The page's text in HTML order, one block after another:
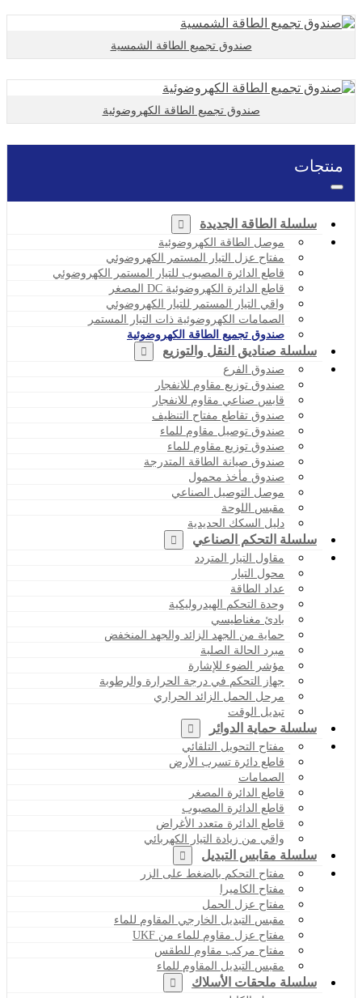
صندوق تجميع الطاقة الشمسية
صندوق تجميع الطاقة الكهروضوئية
منتجات
سلسلة الطاقة الجديدة
موصل الطاقة الكهروضوئية
مفتاح عزل التيار المستمر الكهروضوئي
قاطع الدائرة المصبوب للتيار المستمر الكهروضوئي
قاطع الدائرة الكهروضوئية DC المصغر
واقي التيار المستمر للتيار الكهروضوئي
الصمامات الكهروضوئية ذات التيار المستمر
صندوق تجميع الطاقة الكهروضوئية
سلسلة صناديق النقل والتوزيع
صندوق الفرع
صندوق توزيع مقاوم للانفجار
قابس صناعي مقاوم للانفجار
صندوق تقاطع مفتاح التنظيف
صندوق توصيل مقاوم للماء
صندوق توزيع مقاوم للماء
صندوق صيانة الطاقة المتدرجة
صندوق مأخذ محمول
موصل التوصيل الصناعي
مقبس اللوحة
دليل السكك الحديدية
سلسلة التحكم الصناعي
مقاول التيار المتردد
محول التيار
عداد الطاقة
وحدة التحكم الهيدروليكية
بادئ مغناطيسي
حماية من الجهد الزائد والجهد المنخفض
مبرد الحالة الصلبة
مؤشر الضوء للإشارة
جهاز التحكم في درجة الحرارة والرطوبة
مرحل الحمل الزائد الحراري
تبديل الوقت
سلسلة حماية الدوائر
مفتاح التحويل التلقائي
قاطع دائرة تسرب الأرض
الصمامات
قاطع الدائرة المصغر
قاطع الدائرة المصبوب
قاطع الدائرة متعدد الأغراض
واقي من زيادة التيار الكهربائي
سلسلة مقابس التبديل
مفتاح التحكم بالضغط على الزر
مفتاح الكاميرا
مفتاح عزل الحمل
مقبس التبديل الخارجي المقاوم للماء
مفتاح عزل مقاوم للماء من UKF
مفتاح مركب مقاوم للطقس
مقبس التبديل المقاوم للماء
سلسلة ملحقات الأسلاك